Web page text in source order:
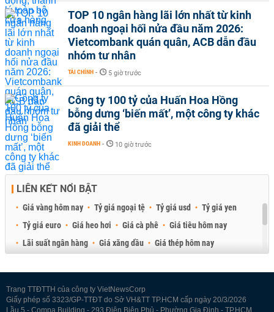
TOP 10 ngân hàng lãi lớn nhất từ kinh
doanh ngoại hối nửa đầu năm 2026:
Vietcombank quán quân, ACB dẫn đầu
nhóm tư nhân
TÀI CHÍNH - 5 giờ trước
Công ty 100 tỷ của Huấn Hoa Hồng
bỗng dưng ‘biến mất’, một công ty khác
đã giải thể
KINH DOANH - 10 giờ trước
LIÊN KẾT NỔI BẬT
Giá vàng hôm nay Tỷ giá ngoại tệ Tỷ giá usd
Tỷ giá yen
Tỷ giá euro
Giá heo hơi Giá cà phê
Giá tiêu hôm nay
Lãi suất ngân hàng
Giá xăng dầu
Giá thép hôm nay
Trang TTĐTTH của công ty VietNewsCorp
Giấy phép số 3323/GP-TTĐT do Sở VH&TT TP.HCM cấp ngày 20/3/2026
Lầu 5 - Compa Building - 293 Điện Biên Phủ - Phường Gia Định - TP.HCM